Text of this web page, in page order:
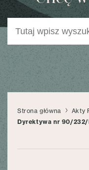
Strona główna
Akty
Dyrektywa nr 90/232/